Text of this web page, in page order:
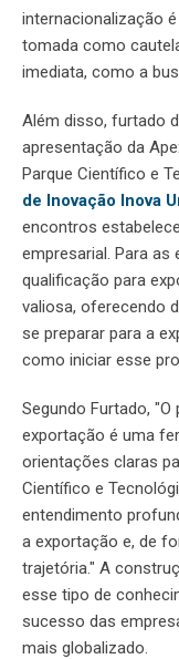
internacionalização
tomada como
imediata, como a
Além disso, furtado
apresentação da
Parque Científico e
de Inovação Inova
encontros
empresarial. Para as
qualificação para
valiosa, oferecendo
se preparar para a
como iniciar esse
Segundo Furtado,
exportação é uma
orientações claras
Científico e
entendimento
a exportação e, de
trajetória." A
esse tipo de
sucesso das
mais globalizado.